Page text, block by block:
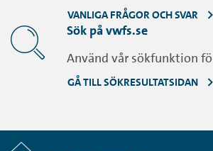
VANLIGA FRÅGOR OCH SVAR
Sök på vwfs.se
Använd vår sökfunktion
GÅ TILL SÖKRESULTATSIDAN